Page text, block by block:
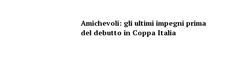
Amichevoli: gli ultimi impegni prima
del debutto in Coppa Italia